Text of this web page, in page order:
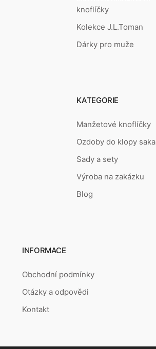
knoflíčky
Kolekce J.L.Toman
Dárky pro muže
KATEGORIE
Manžetové knoflíčky
Ozdoby do klopy saka
Sady a sety
Výroba na zakázku
Blog
INFORMACE
Obchodní podmínky
Otázky a odpovědi
Kontakt